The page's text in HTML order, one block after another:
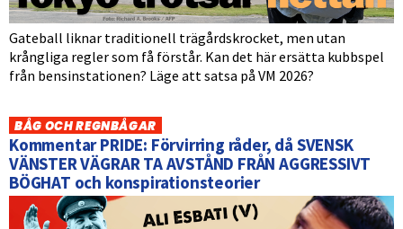
Gateball liknar traditionell trägårdskrocket, men utan
krångliga regler som få förstår. Kan det här ersätta kubbspel
från bensinstationen? Läge att satsa på VM 2026?
BÅG OCH REGNBÅGAR
Kommentar PRIDE: Förvirring råder, då SVENSK
VÄNSTER VÄGRAR TA AVSTÅND FRÅN AGGRESSIVT
BÖGHAT och konspirationsteorier